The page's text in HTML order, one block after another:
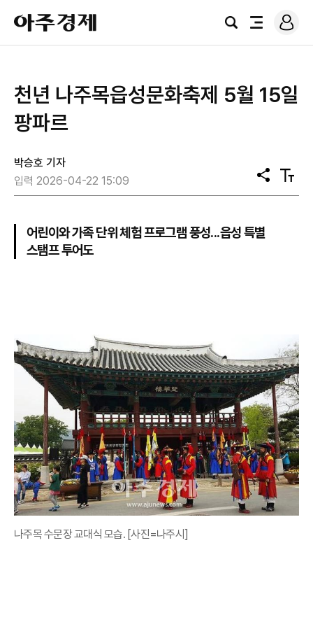
아
주
경
검
전
로
그
천년 나주목읍성문화축제 5월 15일
팡파르
박승호 기자
입력 2026-04-22 15:09
공
유
텍
스
어린이와 가족 단위 체험 프로그램 풍성...읍성 특별
스탬프 투어도
나주목 수문장 교대식 모습. [사진=나주시]